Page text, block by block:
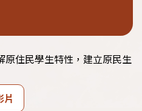
原住民學生特性，建立原民生
片